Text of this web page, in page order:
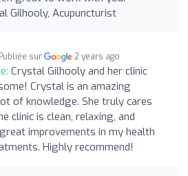
Gilhooly, Acupuncturist
Publiée sur 2 years ago
Crystal Gilhooly and her clinic
Crystal is an amazing
of knowledge. She truly cares
clinic is clean, relaxing, and
improvements in my health
Highly recommend!